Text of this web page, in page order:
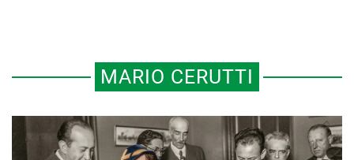
MARIO CERUTTI